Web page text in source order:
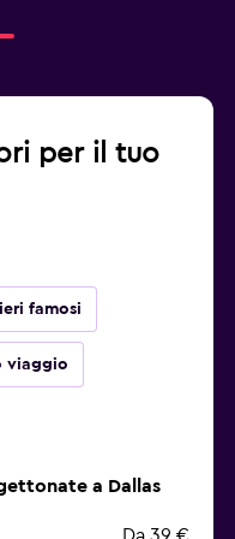
per il tuo
famosi
viaggio
a Dallas